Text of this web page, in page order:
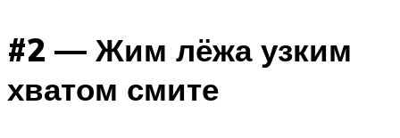
#2 — Жим лёжа узким
хватом смите